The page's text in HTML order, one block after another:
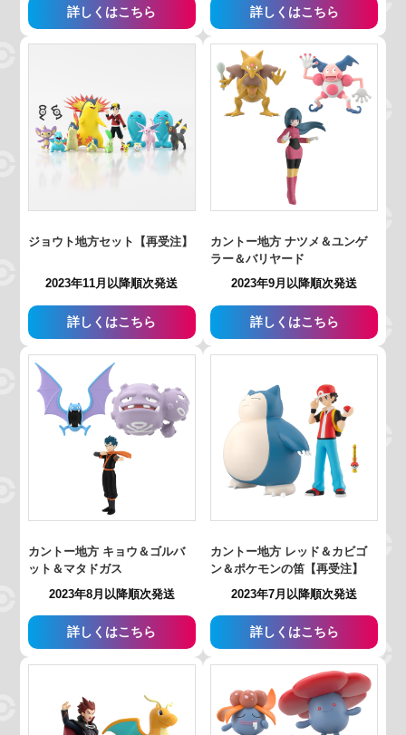
詳しくはこちら 詳しくはこちら
ジョウト地方セット【再受注】
2023年11月以降順次発送
詳しくはこちら
カントー地方 ナツメ＆ユンゲ
ラー＆バリヤード
2023年9月以降順次発送
詳しくはこちら
カントー地方 キョウ＆ゴルバ
ット＆マタドガス
2023年8月以降順次発送
詳しくはこちら
カントー地方 レッド＆カビゴ
ン＆ポケモンの笛【再受注】
2023年7月以降順次発送
詳しくはこちら